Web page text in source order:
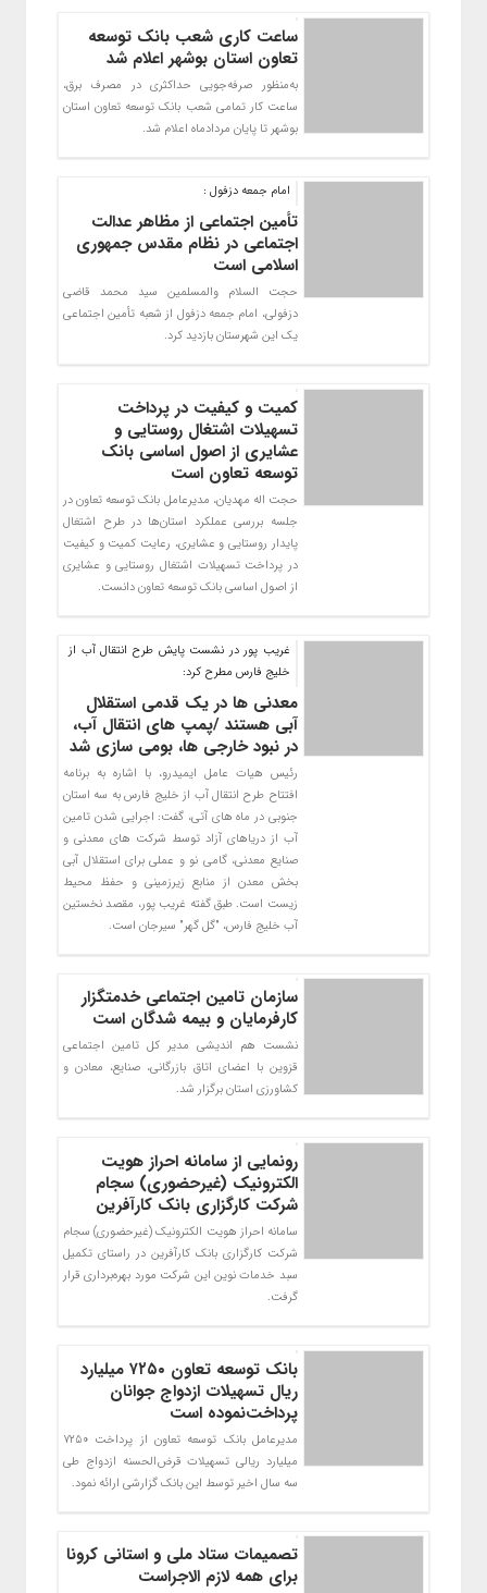
ساعت کاری شعب بانک توسعه
تعاون استان بوشهر اعلام شد
به‌منظور صرفه‌جویی حداکثری در مصرف برق،
ساعت کار تمامی شعب بانک توسعه تعاون استان
بوشهر تا پایان مردادماه اعلام شد.
امام جمعه دزفول :
تأمین اجتماعی از مظاهر عدالت
اجتماعی در نظام مقدس جمهوری
اسلامی است
حجت السلام والمسلمین سید محمد قاضی
دزفولی، امام جمعه دزفول از شعبه تأمین اجتماعی
یک این شهرستان بازدید کرد.
کمیت و کیفیت در پرداخت
تسهیلات اشتغال روستایی و
عشایری از اصول اساسی بانک
توسعه تعاون است
حجت اله مهدیان، مدیرعامل بانک توسعه تعاون در
جلسه بررسی عملکرد استان‌ها در طرح اشتغال
پایدار روستایی و عشایری، رعایت کمیت و کیفیت
در پرداخت تسهیلات اشتغال روستایی و عشایری
از اصول اساسی بانک توسعه تعاون دانست.
غریب پور در نشست پایش طرح انتقال آب از
خلیج فارس مطرح کرد:
معدنی ها در یک قدمی استقلال
آبی هستند /پمپ های انتقال آب،
در نبود خارجی ها، بومی سازی شد
رئیس هیات عامل ایمیدرو،‌ با اشاره به برنامه
افتتاح طرح انتقال آب از خلیج فارس به سه استان
جنوبی در ماه های آتی، گفت: اجرایی شدن تامین
آب از دریاهای آزاد توسط شرکت های معدنی و
صنایع معدنی، گامی نو و عملی برای استقلال آبی
بخش معدن از منابع زیرزمینی و حفظ محیط
زیست است. طبق گفته غریب پور، مقصد نخستین
آب خلیج فارس، "گل گهر" سیرجان است.
سازمان تامین اجتماعی خدمتگزار
کارفرمایان و بیمه شدگان است
نشست هم اندیشی مدیر کل تامین اجتماعی
قزوین با اعضای اتاق بازرگانی، صنایع، معادن و
کشاورزی استان برگزار شد.
رونمایی از سامانه احراز هویت
الکترونیک (غیرحضوری) سجام
شرکت کارگزاری بانک کارآفرین
سامانه احراز هویت الکترونیک (غیرحضوری) سجام
شرکت کارگزاری بانک کارآفرین در راستای تکمیل
سبد خدمات نوین این شرکت مورد بهره‌برداری قرار
گرفت.
بانک توسعه تعاون ۷۲۵۰ میلیارد
ریال تسهیلات ازدواج جوانان
پرداخت‌نموده است
مدیرعامل بانک توسعه تعاون از پرداخت ۷۲۵۰
میلیارد ریالی تسهیلات قرض‌الحسنه ازدواج طی
سه سال اخیر توسط این بانک گزارشی ارائه نمود.
تصمیمات ستاد ملی و استانی کرونا
برای همه لازم الاجراست